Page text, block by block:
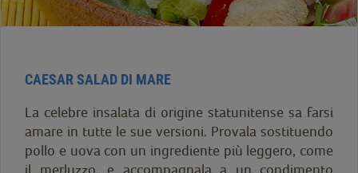
CAESAR SALAD DI MARE
La celebre insalata di origine statunitense sa farsi
amare in tutte le sue versioni. Provala sostituendo
pollo e uova con un ingrediente più leggero, come
il merluzzo, e accompagnala a un condimento